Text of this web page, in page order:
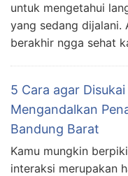
untuk mengetahui
yang sedang dijalani.
berakhir ngga sehat
5 Cara agar
Mengandalkan
Bandung Barat
Kamu mungkin
interaksi merupakan